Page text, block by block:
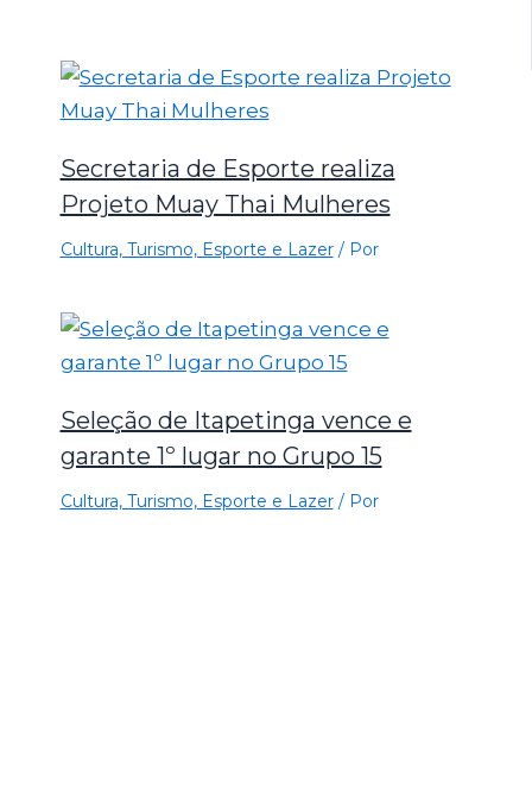
Secretaria de Esporte realiza
Projeto Muay Thai Mulheres
Cultura, Turismo, Esporte e Lazer/ Por
Seleção de Itapetinga vence e
garante 1º lugar no Grupo 15
Cultura, Turismo, Esporte e Lazer/ Por